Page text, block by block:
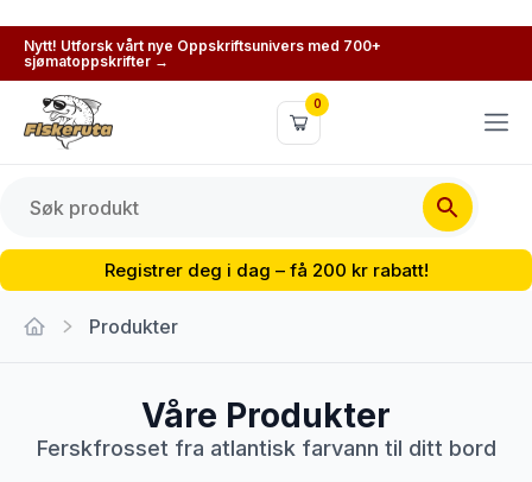
Nytt! Utforsk vårt nye Oppskriftsunivers med 700+
sjømatoppskrifter →
0
Registrer deg i dag – få 200 kr rabatt!
Produkter
Våre Produkter
Ferskfrosset fra atlantisk farvann til ditt bord